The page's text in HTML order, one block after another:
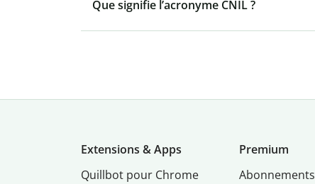
Que signifie l’acronyme CNIL ?
Extensions & Apps
Quillbot pour Chrome
Premium
Abonnements